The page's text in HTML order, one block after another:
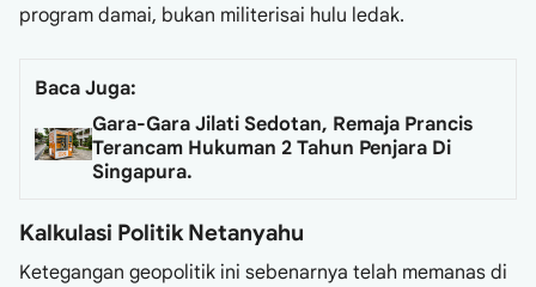
program damai, bukan militerisai hulu ledak.
Baca Juga:
Gara-Gara Jilati Sedotan, Remaja Prancis
Terancam Hukuman 2 Tahun Penjara Di
Singapura.
Kalkulasi Politik Netanyahu
Ketegangan geopolitik ini sebenarnya telah memanas di